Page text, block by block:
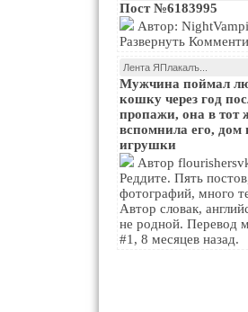
Пост №6183995
Развернуть
Лента ЯПлакалъ...
Мужчина поймал
кошку через год
пропажи, она в тот
вспомнила его, дом
игрушки
Реддите. Пять
фотографий, много
Автор словак,
не родной. Перевод
#1, 8 месяцев назад.